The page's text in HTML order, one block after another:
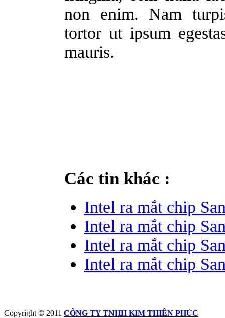
non enim. Nam
tortor ut ipsum
mauris.
Các tin khác :
Intel ra mắt chip
Intel ra mắt chip
Intel ra mắt chip
Intel ra mắt chip
Copyright © 2011 CÔNG TY TNHH KIM THIÊN PHÚC